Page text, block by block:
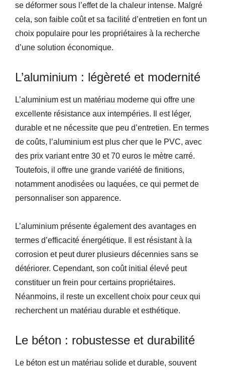
se déformer sous l’effet de la chaleur intense. Malgré
cela, son faible coût et sa facilité d’entretien en font un
choix populaire pour les propriétaires à la recherche
d’une solution économique.
L’aluminium : légèreté et modernité
L’aluminium est un matériau moderne qui offre une
excellente résistance aux intempéries. Il est léger,
durable et ne nécessite que peu d’entretien. En termes
de coûts, l’aluminium est plus cher que le PVC, avec
des prix variant entre 30 et 70 euros le mètre carré.
Toutefois, il offre une grande variété de finitions,
notamment anodisées ou laquées, ce qui permet de
personnaliser son apparence.
L’aluminium présente également des avantages en
termes d’efficacité énergétique. Il est résistant à la
corrosion et peut durer plusieurs décennies sans se
détériorer. Cependant, son coût initial élevé peut
constituer un frein pour certains propriétaires.
Néanmoins, il reste un excellent choix pour ceux qui
recherchent un matériau durable et esthétique.
Le béton : robustesse et durabilité
Le béton est un matériau solide et durable, souvent